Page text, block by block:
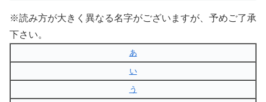
※読み方が大きく異なる名字がございますが、予めご了承
下さい。
あ
い
う